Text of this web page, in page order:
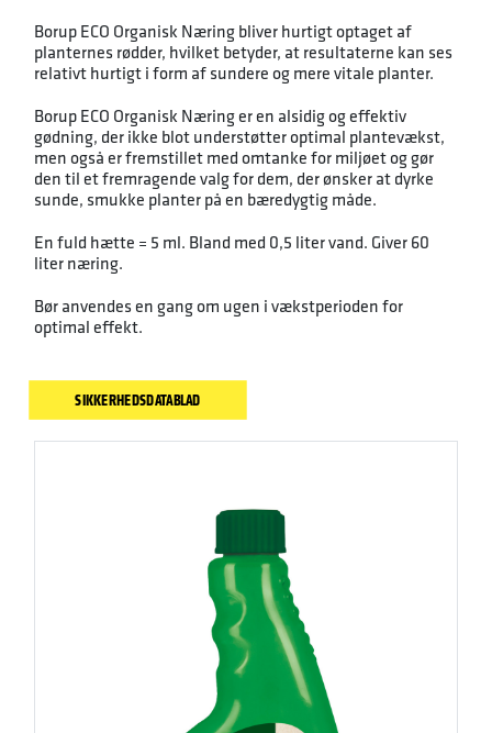
Borup ECO Organisk Næring bliver hurtigt optaget af
planternes rødder, hvilket betyder, at resultaterne kan ses
relativt hurtigt i form af sundere og mere vitale planter.
Borup ECO Organisk Næring er en alsidig og effektiv
gødning, der ikke blot understøtter optimal plantevækst,
men også er fremstillet med omtanke for miljøet og gør
den til et fremragende valg for dem, der ønsker at dyrke
sunde, smukke planter på en bæredygtig måde.
En fuld hætte = 5 ml. Bland med 0,5 liter vand. Giver 60
liter næring.
Bør anvendes en gang om ugen i vækstperioden for
optimal effekt.
SIKKERHEDSDATABLAD